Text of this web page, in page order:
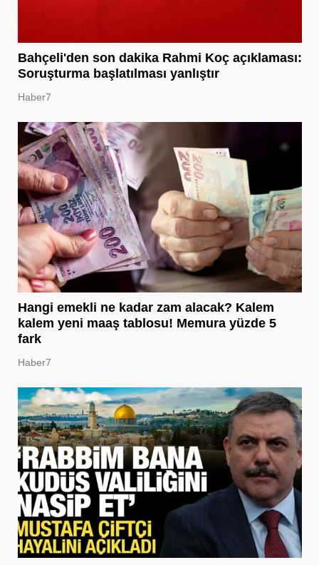
Bahçeli'den son dakika Rahmi Koç açıklaması:
Soruşturma başlatılması yanlıştır
Haber7
Hangi emekli ne kadar zam alacak? Kalem
kalem yeni maaş tablosu! Memura yüzde 5
fark
Haber7